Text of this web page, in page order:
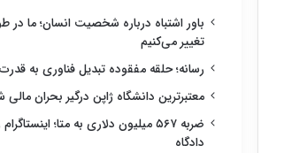
باور اشتباه درباره شخصیت انسان؛ ما در
تغییر می‌کنیم
رسانه؛ حلقه مفقوده تبدیل فناوری به
معتبرترین دانشگاه ژاپن درگیر بحران مالی
ضربه ۵۶۷ میلیون دلاری به متا؛
دادگاه